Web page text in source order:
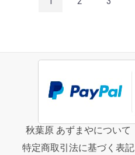
秋葉原 あずまやについて
特定商取引法に基づく表記